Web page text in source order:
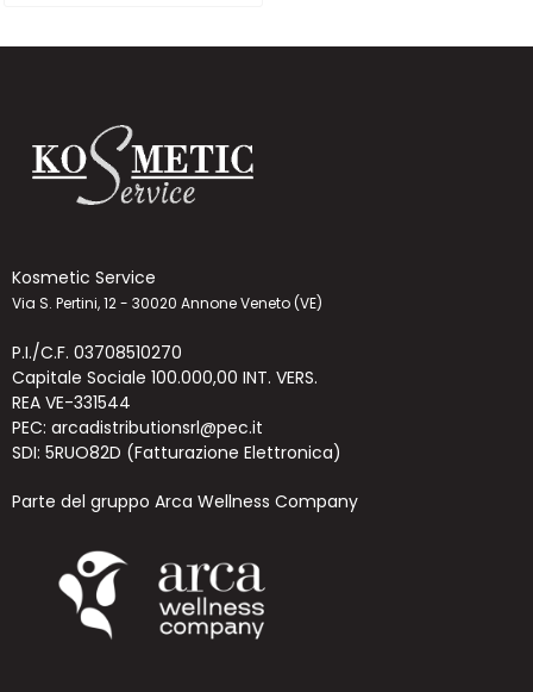
Kosmetic Service
Via S. Pertini, 12 - 30020 Annone Veneto (VE)
P.I./C.F. 03708510270
Capitale Sociale 100.000,00 INT. VERS.
REA VE-331544
PEC: arcadistributionsrl@pec.it
SDI: 5RUO82D (Fatturazione Elettronica)
Parte del gruppo Arca Wellness Company